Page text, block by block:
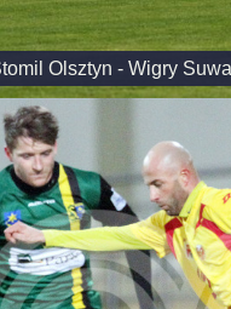
Olsztyn - Wigry